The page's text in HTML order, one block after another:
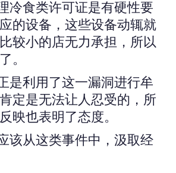
冷食类许可证是有硬性要
的设备，这些设备动辄就
较小的店无力承担，所以
。
是利用了这一漏洞进行牟
定是无法让人忍受的，所
映也表明了态度。
该从这类事件中，汲取经